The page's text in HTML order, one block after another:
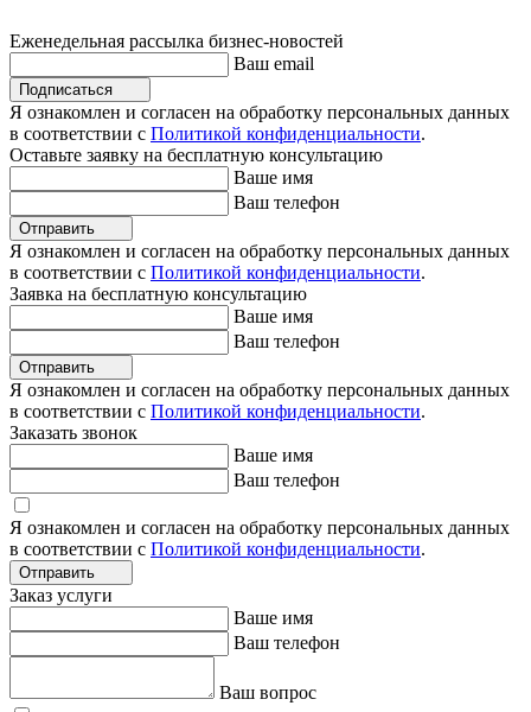
Еженедельная рассылка бизнес-новостей
Ваш email
Подписаться
Я ознакомлен и согласен на обработку персональных данных
в соответствии с Политикой конфиденциальности.
Оставьте заявку на бесплатную консультацию
Ваше имя
Ваш телефон
Отправить
Я ознакомлен и согласен на обработку персональных данных
в соответствии с Политикой конфиденциальности.
Заявка на бесплатную консультацию
Ваше имя
Ваш телефон
Отправить
Я ознакомлен и согласен на обработку персональных данных
в соответствии с Политикой конфиденциальности.
Заказать звонок
Ваше имя
Ваш телефон
Я ознакомлен и согласен на обработку персональных данных
в соответствии с Политикой конфиденциальности.
Отправить
Заказ услуги
Ваше имя
Ваш телефон
Ваш вопрос